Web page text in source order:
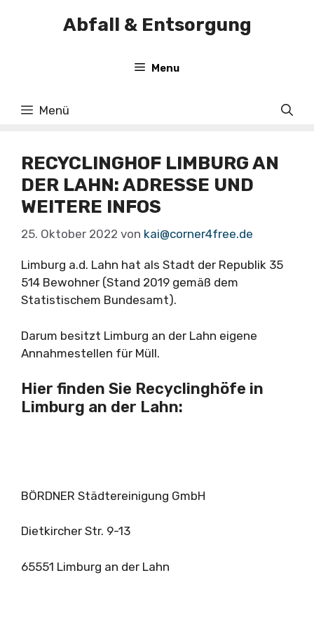
Abfall & Entsorgung
Menu
Menü
RECYCLINGHOF LIMBURG AN
DER LAHN: ADRESSE UND
WEITERE INFOS
25. Oktober 2022 von kai@corner4free.de
Limburg a.d. Lahn hat als Stadt der Republik 35
514 Bewohner (Stand 2019 gemäß dem
Statistischem Bundesamt).
Darum besitzt Limburg an der Lahn eigene
Annahmestellen für Müll.
Hier finden Sie Recyclinghöfe in
Limburg an der Lahn:
BÖRDNER Städtereinigung GmbH
Dietkircher Str. 9-13
65551 Limburg an der Lahn